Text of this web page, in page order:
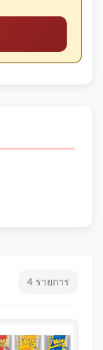
4 รายการ